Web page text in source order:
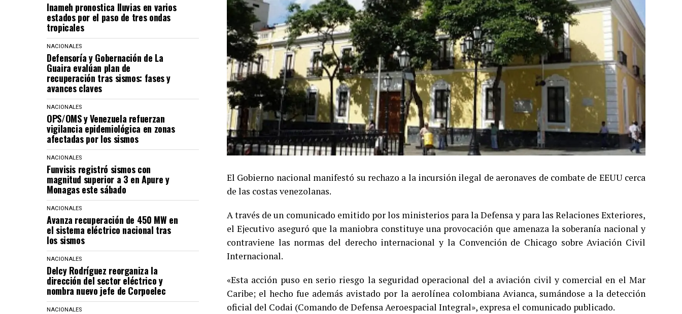
Inameh pronostica lluvias en varios
estados por el paso de tres ondas
tropicales
NACIONALES
Defensoría y Gobernación de La
Guaira evalúan plan de
recuperación tras sismos: fases y
avances claves
NACIONALES
OPS/OMS y Venezuela refuerzan
vigilancia epidemiológica en zonas
afectadas por los sismos
NACIONALES
Funvisis registró sismos con
magnitud superior a 3 en Apure y
Monagas este sábado
NACIONALES
Avanza recuperación de 450 MW en
el sistema eléctrico nacional tras
los sismos
NACIONALES
Delcy Rodríguez reorganiza la
dirección del sector eléctrico y
nombra nuevo jefe de Corpoelec
NACIONALES
El Gobierno nacional manifestó su rechazo a la incursión ilegal de aeronaves de combate de EEUU cerca
de las costas venezolanas.
A través de un comunicado emitido por los ministerios para la Defensa y para las Relaciones Exteriores,
el Ejecutivo aseguró que la maniobra constituye una provocación que amenaza la soberanía nacional y
contraviene las normas del derecho internacional y la Convención de Chicago sobre Aviación Civil
Internacional.
«Esta acción puso en serio riesgo la seguridad operacional del a aviación civil y comercial en el Mar
Caribe; el hecho fue además avistado por la aerolínea colombiana Avianca, sumándose a la detección
oficial del Codai (Comando de Defensa Aeroespacial Integral», expresa el comunicado publicado.